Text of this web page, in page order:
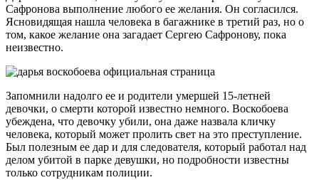
Сафронова выполнение любого ее желания. Он согласился.
Ясновидящая нашла человека в багажнике в третий раз, но о
том, какое желание она загадает Сергею Сафронову, пока
неизвестно.
Запомнили надолго ее и родители умершей 15-летней
девочки, о смерти которой известно немного. Воскобоева
убеждена, что девочку убили, она даже назвала кличку
человека, который может пролить свет на это преступление.
Был полезным ее дар и для следователя, который работал над
делом убитой в парке девушки, но подробности известны
только сотрудникам полиции.